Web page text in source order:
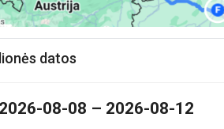
datos
2026-08-08 – 2026-08-12